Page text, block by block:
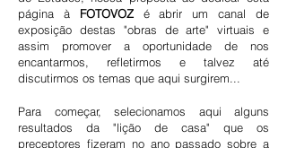
página à FOTOVOZé abrir um canal de
exposição destas "obras de arte" virtuais e
assim promover a oportunidade de nos
encantarmos, refletirmos e talvez até
discutirmos os temas que aqui surgirem...
Para começar, selecionamos aqui alguns
resultados da "lição de casa" que os
preceptores fizeram no ano passado sobre a